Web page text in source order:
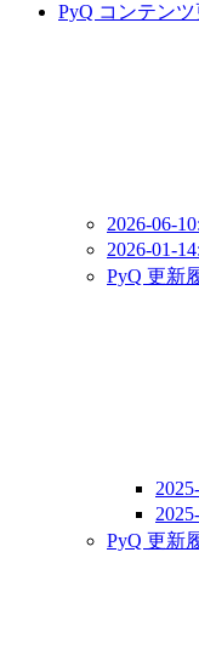
PyQ コンテン
2026-06-
2026-01-
PyQ 更新
PyQ 更新